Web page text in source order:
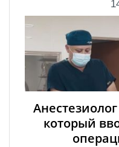
который